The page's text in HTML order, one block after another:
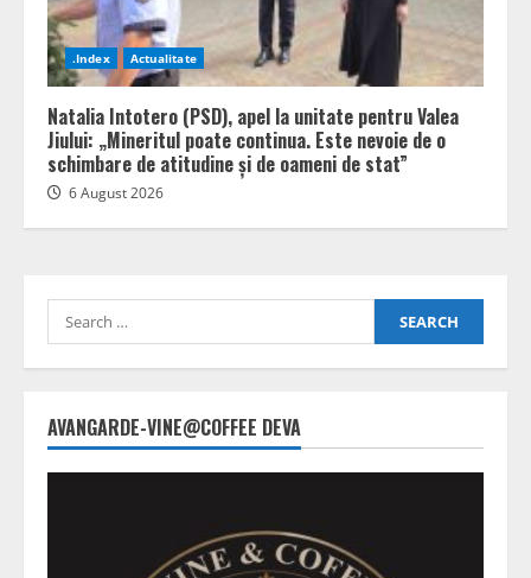
.Index Actualitate
Natalia Intotero (PSD), apel la unitate pentru Valea
Jiului: „Mineritul poate continua. Este nevoie de o
schimbare de atitudine și de oameni de stat”
6 August 2026
Search
for:
AVANGARDE-VINE@COFFEE DEVA